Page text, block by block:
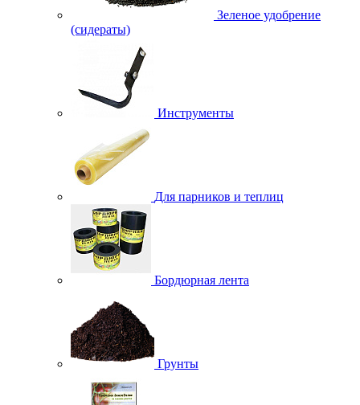
Зеленое удобрение
(сидераты)
Инструменты
Для парников и теплиц
Бордюрная лента
Грунты